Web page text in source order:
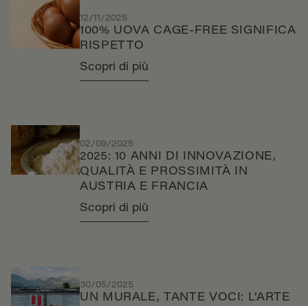
12/11/2025
100% UOVA CAGE-FREE SIGNIFICA
RISPETTO
Scopri di più
02/09/2025
2025: 10 ANNI DI INNOVAZIONE,
QUALITÀ E PROSSIMITÀ IN
AUSTRIA E FRANCIA
Scopri di più
30/05/2025
UN MURALE, TANTE VOCI: L’ARTE